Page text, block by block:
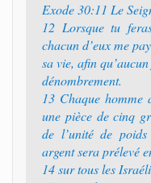
Exode 30:11 Le
12 Lorsque tu
chacun d’eux me
sa vie, afin
dénombrement.
13 Chaque homme
une pièce de cinq
de l’unité de
argent sera prélevé
14 sur tous les